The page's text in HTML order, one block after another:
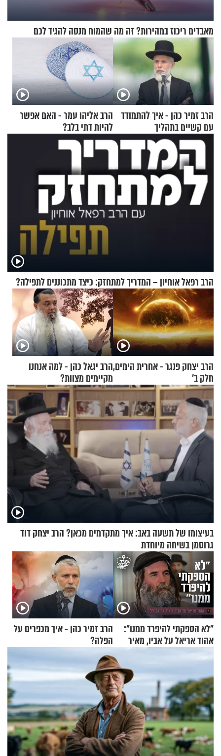
מאבדים ריכוז במהירות? זה מה שהמוח מנסה להגיד לכם
הרב זמיר כהן - איך להתמודד
עם קשיים בתהליך
ההתחזקות?
הרב אליהו עמר - האם אפשר
להיות דתי בלב?
הרב רפאל אוחיון – המדריך למתחזק: כיצד מתכוננים לתפילה?
הרב יצחק פנגר - אחרית הימים,
חלק ב’
הרב יגאל כהן - למה אנחנו
מקיימים מצוות?
בעיצומו של תשעה באב: איך מתקדמים מכאן? הרב יצחק דוד
גרוסמן בשיחה מיוחדת
"לא הספקתי להיפרד ממנו":
אהוד אריאל על אביו, מאיר
אריאל ז"ל
הרב זמיר כהן - איך מכפרים על
הפלה?